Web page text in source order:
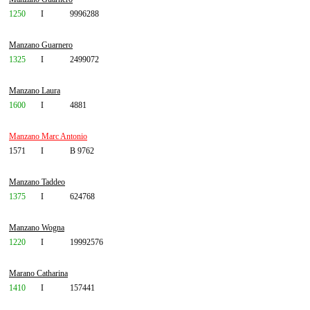
1250
I 9996288
Manzano Guarnero
1325
I 2499072
Manzano Laura
1600
I 4881
Manzano Marc Antonio
1571
I B 9762
Manzano Taddeo
1375
I 624768
Manzano Wogna
1220
I 19992576
Marano Catharina
1410
I 157441